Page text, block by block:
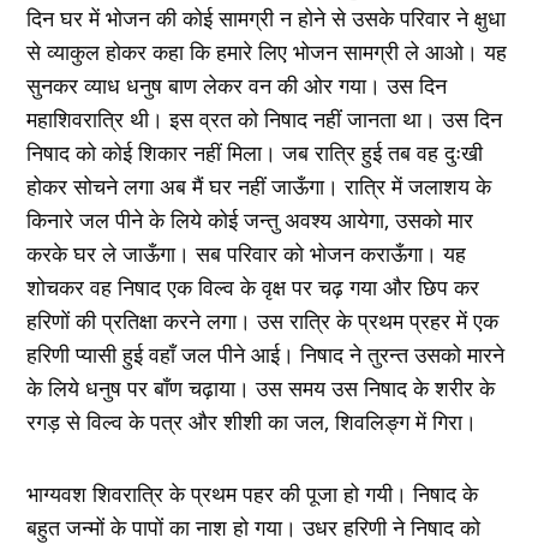
दिन घर में भोजन की कोई सामग्री न होने से उसके परिवार ने क्षुधा
से व्याकुल होकर कहा कि हमारे लिए भोजन सामग्री ले आओ। यह
सुनकर व्याध धनुष बाण लेकर वन की ओर गया। उस दिन
महाशिवरात्रि थी। इस व्रत को निषाद नहीं जानता था। उस दिन
निषाद को कोई शिकार नहीं मिला। जब रात्रि हुई तब वह दुःखी
होकर सोचने लगा अब मैं घर नहीं जाऊँगा। रात्रि में जलाशय के
किनारे जल पीने के लिये कोई जन्तु अवश्य आयेगा, उसको मार
करके घर ले जाऊँगा। सब परिवार को भोजन कराऊँगा। यह
शोचकर वह निषाद एक विल्व के वृक्ष पर चढ़ गया और छिप कर
हरिणों की प्रतिक्षा करने लगा। उस रात्रि के प्रथम प्रहर में एक
हरिणी प्यासी हुई वहाँ जल पीने आई। निषाद ने तुरन्त उसको मारने
के लिये धनुष पर बाँण चढ़ाया। उस समय उस निषाद के शरीर के
रगड़ से विल्व के पत्र और शीशी का जल, शिवलिङ्ग में गिरा।
भाग्यवश शिवरात्रि के प्रथम पहर की पूजा हो गयी। निषाद के
बहुत जन्मों के पापों का नाश हो गया। उधर हरिणी ने निषाद को